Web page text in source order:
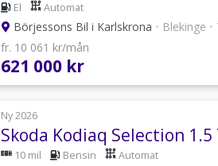
El Automat
Börjessons Bil i Karlskrona • Blekinge •
fr. 10 061 kr/mån
621 000 kr
Ny 2026
Skoda Kodiaq Selection 1.5
10 mil Bensin Automat